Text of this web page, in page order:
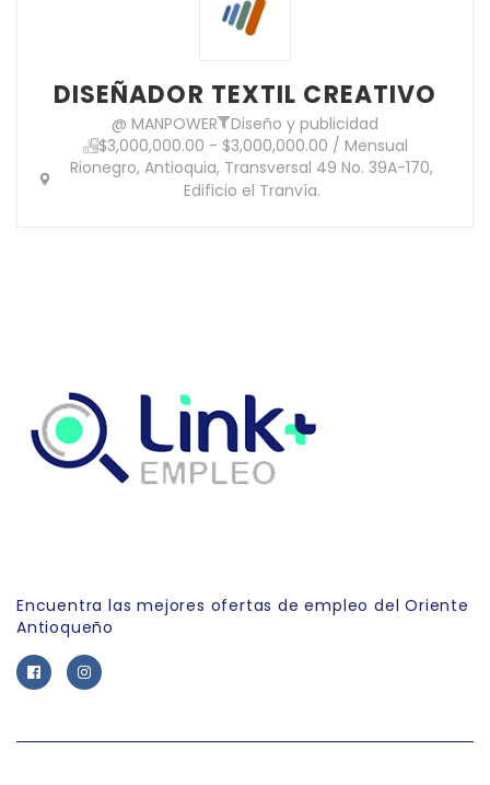
DISEÑADOR TEXTIL CREATIVO
@ MANPOWER
Diseño y publicidad
$3,000,000.00 - $3,000,000.00 / Mensual
Rionegro, Antioquia, Transversal 49 No. 39A-170,
Edificio el Tranvía.
Encuentra las mejores ofertas de empleo del Oriente
Antioqueño